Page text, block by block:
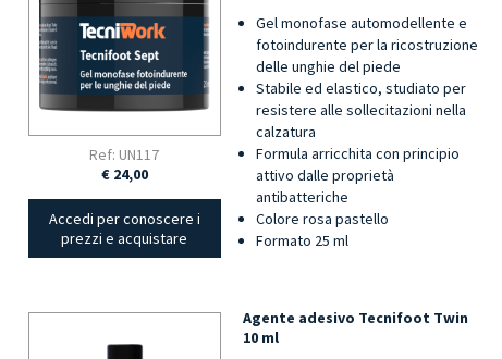
Ref: UN117
€ 24,00
Accedi per conoscere i
prezzi e acquistare
Gel monofase automodellente e
fotoindurente per la ricostruzione
delle unghie del piede
Stabile ed elastico, studiato per
resistere alle sollecitazioni nella
calzatura
Formula arricchita con principio
attivo dalle proprietà
antibatteriche
Colore rosa pastello
Formato 25 ml
Agente adesivo Tecnifoot Twin
10 ml